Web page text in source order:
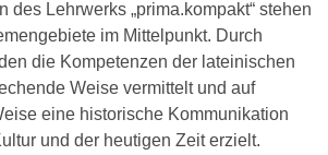
des Lehrwerks „prima.kompakt“ stehen
im Mittelpunkt. Durch
die Kompetenzen der lateinischen
Weise vermittelt und auf
eine historische Kommunikation
und der heutigen Zeit erzielt.